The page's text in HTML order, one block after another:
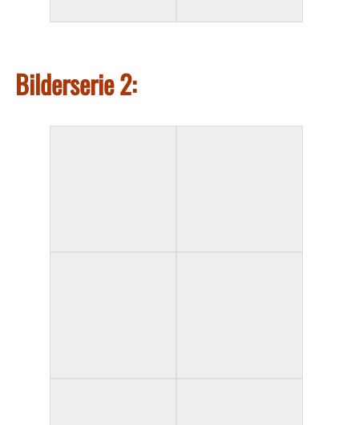
Bilderserie 2: